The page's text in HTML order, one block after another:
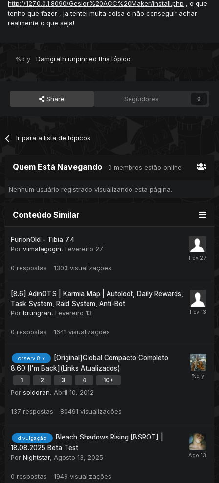
http://127.0.0.1:8090/Gesior%20ACC%20Maker/install.php , o que
tenho que fazer , ja tentei muita coisa e não conseguir achar
realmente o que seja!
%d y Damgrath unpinned this tópico
Share Seguidores 0
Ir para a lista de tópicos
Quem Está Navegando 0 membros estão online
Nenhum usuário registrado visualizando esta página.
Conteúdo Similar
FurionOld - Tibia 7.4
Por viimalagogin, Fevereiro 27
0 respostas 1303 visualizações
[8.6] AdinOTS | Karmia Map | Autoloot, Daily Rewards,
Task System, Raid System, Anti-Bot
Por brungran, Fevereiro 13
0 respostas 1641 visualizações
otserv 8.x
[Original]Global Compacto Completo
8.60 [I'm Back](Links Atualizados)
1 2 3 4 10
Por soldoran, Abril 10, 2012
137 respostas 80491 visualizações
divulgação
Bleach Shadows Rising [BSROT] |
18.08.2025 Beta Test
Por Nightstar, Agosto 13, 2025
0 respostas 1949 visualizações